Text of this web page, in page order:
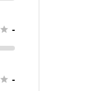
 -
 -